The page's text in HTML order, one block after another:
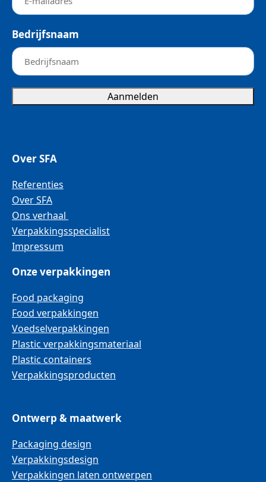
Bedrijfsnaam
Aanmelden
Over SFA
Referenties
Over SFA
Ons verhaal
Verpakkingsspecialist
Impressum
Onze verpakkingen
Food packaging
Food verpakkingen
Voedselverpakkingen
Plastic verpakkingsmateriaal
Plastic containers
Verpakkingsproducten
Ontwerp & maatwerk
Packaging design
Verpakkingsdesign
Verpakkingen laten ontwerpen